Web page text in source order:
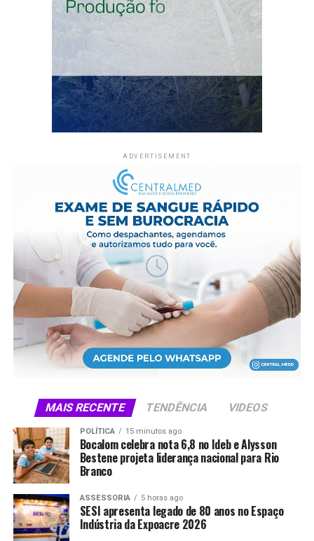
falsificados cheguem aos consumidores. A venda, o
anúncio ou a distribuição desses itens pode sujeitar
empresas, pessoas físicas e veículos de divulgação às
ações de fiscalização sanitária.
Fonte: Agência Brasil
Compartilhe isso:
Facebook WhatsApp
Telegram
ADVERTISEMENT
MAIS RECENTE TENDÊNCIA VIDEOS
POLÍTICA 15 minutos ago
Bocalom celebra nota 6,8 no Ideb e Alysson
Bestene projeta liderança nacional para Rio
Branco
ASSESSORIA 5 horas ago
SESI apresenta legado de 80 anos no Espaço
Indústria da Expoacre 2026